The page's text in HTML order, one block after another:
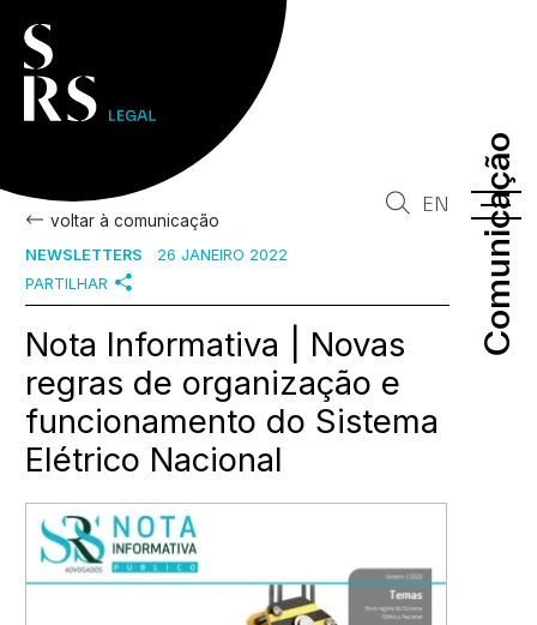
Comunicação
Comunicação
EN
voltar à comunicação
NEWSLETTERS
26 JANEIRO 2022
PARTILHAR
Nota Informativa | Novas
regras de organização e
funcionamento do Sistema
Elétrico Nacional